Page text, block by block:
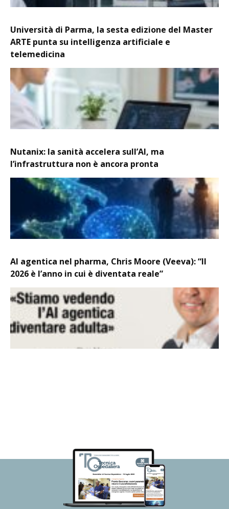
Università di Parma, la sesta edizione del Master
ARTE punta su intelligenza artificiale e
telemedicina
Nutanix: la sanità accelera sull’AI, ma
l’infrastruttura non è ancora pronta
AI agentica nel pharma, Chris Moore (Veeva): “Il
2026 è l’anno in cui è diventata reale”